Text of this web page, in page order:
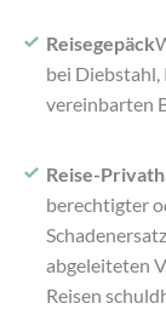
Reisegepäck
bei Diebstahl,
vereinbarten
Reise-
berechtigter
abgeleiteten
Reisen